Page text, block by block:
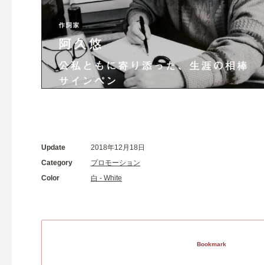
Update
2018年12月18日
Category
プロモーション
Color
白 - White
Bookmark